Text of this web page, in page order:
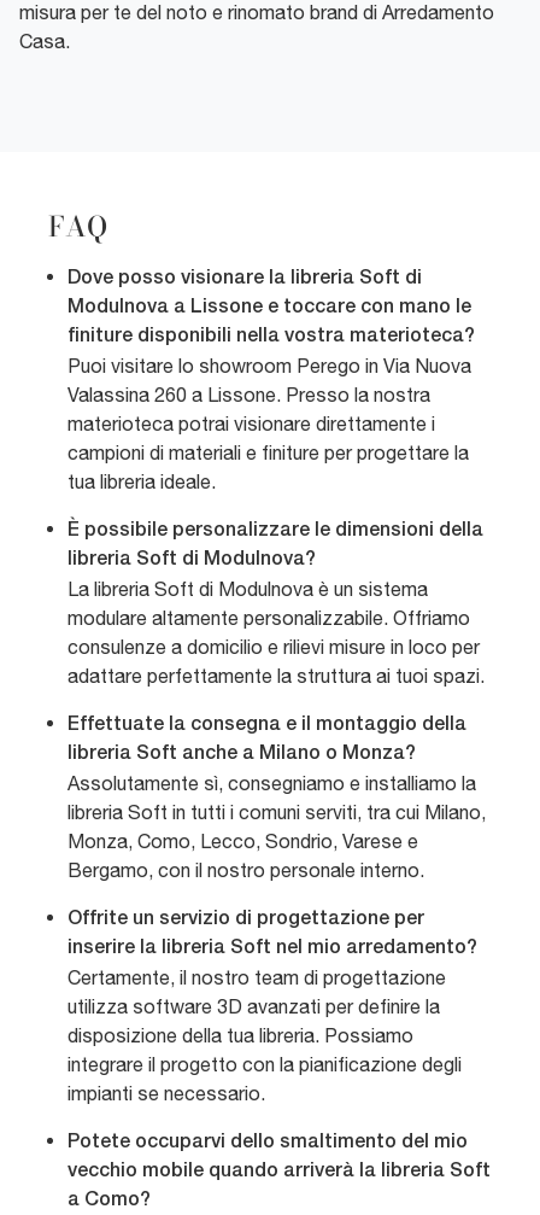
misura per te del noto e rinomato brand di Arredamento
Casa.
FAQ
Dove posso visionare la libreria Soft di
Modulnova a Lissone e toccare con mano le
finiture disponibili nella vostra materioteca?
Puoi visitare lo showroom Perego in Via Nuova
Valassina 260 a Lissone. Presso la nostra
materioteca potrai visionare direttamente i
campioni di materiali e finiture per progettare la
tua libreria ideale.
È possibile personalizzare le dimensioni della
libreria Soft di Modulnova?
La libreria Soft di Modulnova è un sistema
modulare altamente personalizzabile. Offriamo
consulenze a domicilio e rilievi misure in loco per
adattare perfettamente la struttura ai tuoi spazi.
Effettuate la consegna e il montaggio della
libreria Soft anche a Milano o Monza?
Assolutamente sì, consegniamo e installiamo la
libreria Soft in tutti i comuni serviti, tra cui Milano,
Monza, Como, Lecco, Sondrio, Varese e
Bergamo, con il nostro personale interno.
Offrite un servizio di progettazione per
inserire la libreria Soft nel mio arredamento?
Certamente, il nostro team di progettazione
utilizza software 3D avanzati per definire la
disposizione della tua libreria. Possiamo
integrare il progetto con la pianificazione degli
impianti se necessario.
Potete occuparvi dello smaltimento del mio
vecchio mobile quando arriverà la libreria Soft
a Como?